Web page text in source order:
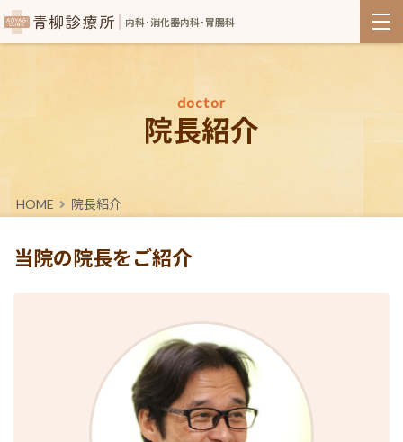
内科･消化器内科･胃腸科
院長紹介
HOME 院長紹介
当院の院長をご紹介